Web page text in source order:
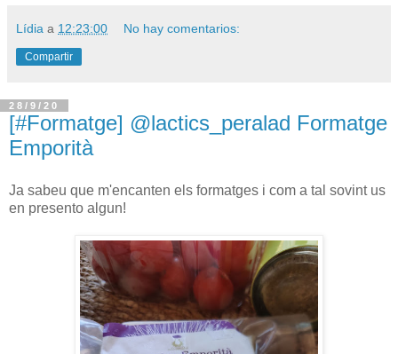
Lídia a 12:23:00 No hay comentarios:
Compartir
28/9/20
[#Formatge] @lactics_peralad Formatge
Emporità
Ja sabeu que m'encanten els formatges i com a tal sovint us
en presento algun!